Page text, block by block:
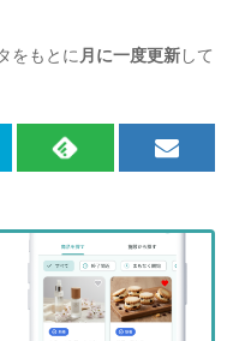
切
をもとに月に一度更新して
RSS
記
事
を
メ
マ
ガ
登